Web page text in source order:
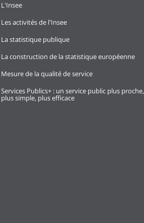
L'Insee
Les activités de l'Insee
La statistique publique
La construction de la statistique européenne
Mesure de la qualité de service
Services Publics+ : un service public plus proche,
plus simple, plus efficace